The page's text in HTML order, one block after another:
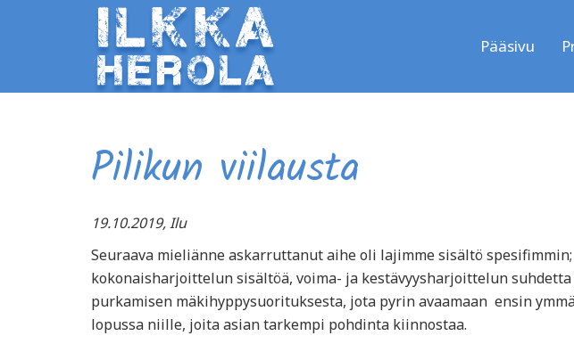
Pääsivu
Pilikun viilausta
19.10.2019, Ilu
Seuraava mieliänne askarruttanut aihe oli lajimme sisältö
kokonaisharjoittelun sisältöä, voima- ja kestävyysharjoittelun
purkamisen mäkihyppysuorituksesta, jota pyrin avaamaan ensin
lopussa niille, joita asian tarkempi pohdinta kiinnostaa.